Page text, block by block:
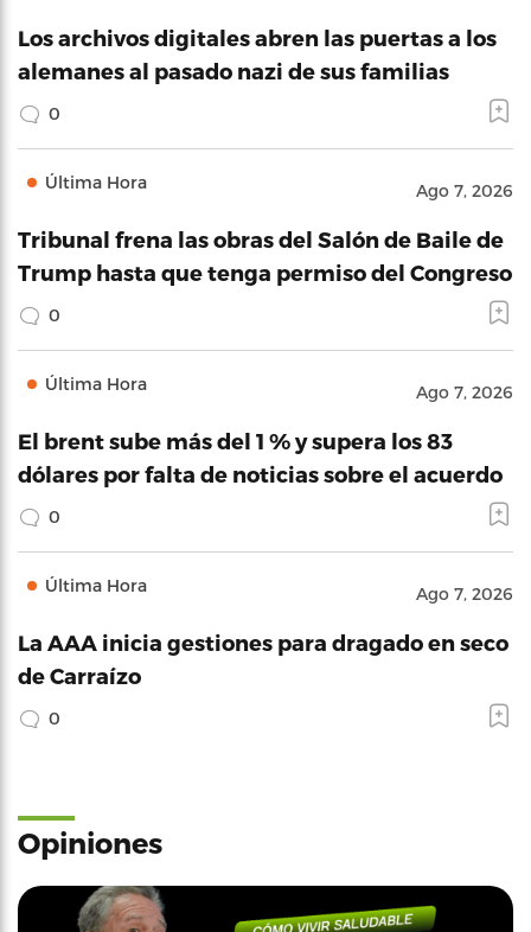
Los archivos digitales abren las puertas a los
alemanes al pasado nazi de sus familias
0
Última Hora Ago 7, 2026
Tribunal frena las obras del Salón de Baile de
Trump hasta que tenga permiso del Congreso
0
Última Hora Ago 7, 2026
El brent sube más del 1 % y supera los 83
dólares por falta de noticias sobre el acuerdo
0
Última Hora Ago 7, 2026
La AAA inicia gestiones para dragado en seco
de Carraízo
0
Opiniones